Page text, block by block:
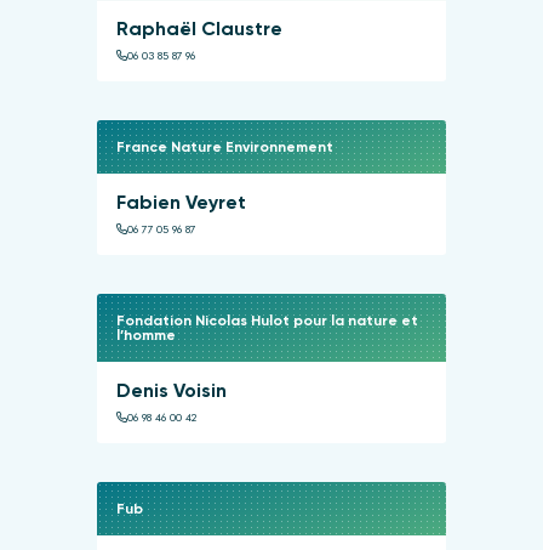
Raphaël Claustre
06 03 85 87 96
France Nature Environnement
Fabien Veyret
06 77 05 96 87
Fondation Nicolas Hulot pour la nature et
l’homme
Denis Voisin
06 98 46 00 42
Fub